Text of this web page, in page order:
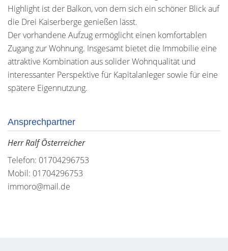
Highlight ist der Balkon, von dem sich ein schöner Blick auf
die Drei Kaiserberge genießen lässt.
Der vorhandene Aufzug ermöglicht einen komfortablen
Zugang zur Wohnung. Insgesamt bietet die Immobilie eine
attraktive Kombination aus solider Wohnqualität und
interessanter Perspektive für Kapitalanleger sowie für eine
spätere Eigennutzung.
Ansprechpartner
Herr Ralf Österreicher
Telefon: 01704296753
Mobil: 01704296753
immoro@mail.de